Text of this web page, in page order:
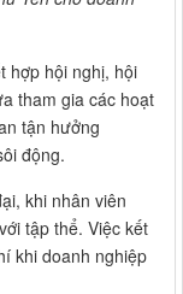
hợp hội nghị, hội
tham gia các hoạt
tận hưởng
động.
khi nhân viên
tập thể. Việc kết
khi doanh nghiệp